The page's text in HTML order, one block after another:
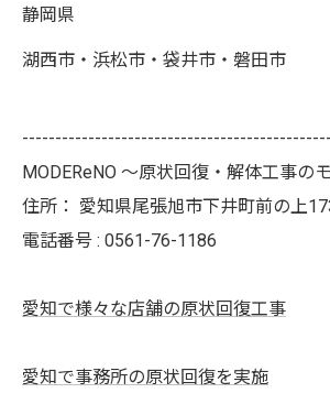
静岡県
湖西市・浜松市・袋井市・磐田市
MODEReNO ～原状回復・解体工事の
住所： 愛知県尾張旭市下井町前の上
電話番号 : 0561-76-1186
愛知で様々な店舗の原状回復工事
愛知で事務所の原状回復を実施